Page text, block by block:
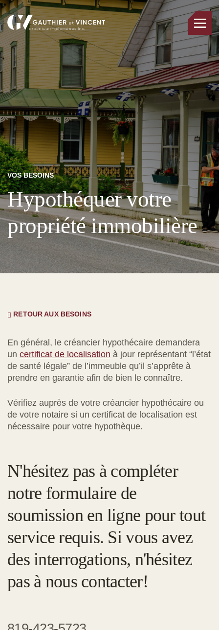
VOS BESOINS
Hypothéquer votre
propriété immobilière
RETOUR AUX BESOINS
En général, le créancier hypothécaire demandera
un certificat de localisation à jour représentant “l’état
de santé légale” de l’immeuble qu’il s’apprête à
prendre en garantie afin de bien le connaître.
Vérifiez auprès de votre créancier hypothécaire ou
de votre notaire si un certificat de localisation est
nécessaire pour votre hypothèque.
N'hésitez pas à compléter
notre formulaire de
soumission en ligne pour tout
service requis. Si vous avez
des interrogations, n'hésitez
pas à nous contacter!